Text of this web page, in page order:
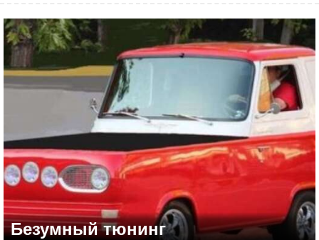
Безумный тюнинг